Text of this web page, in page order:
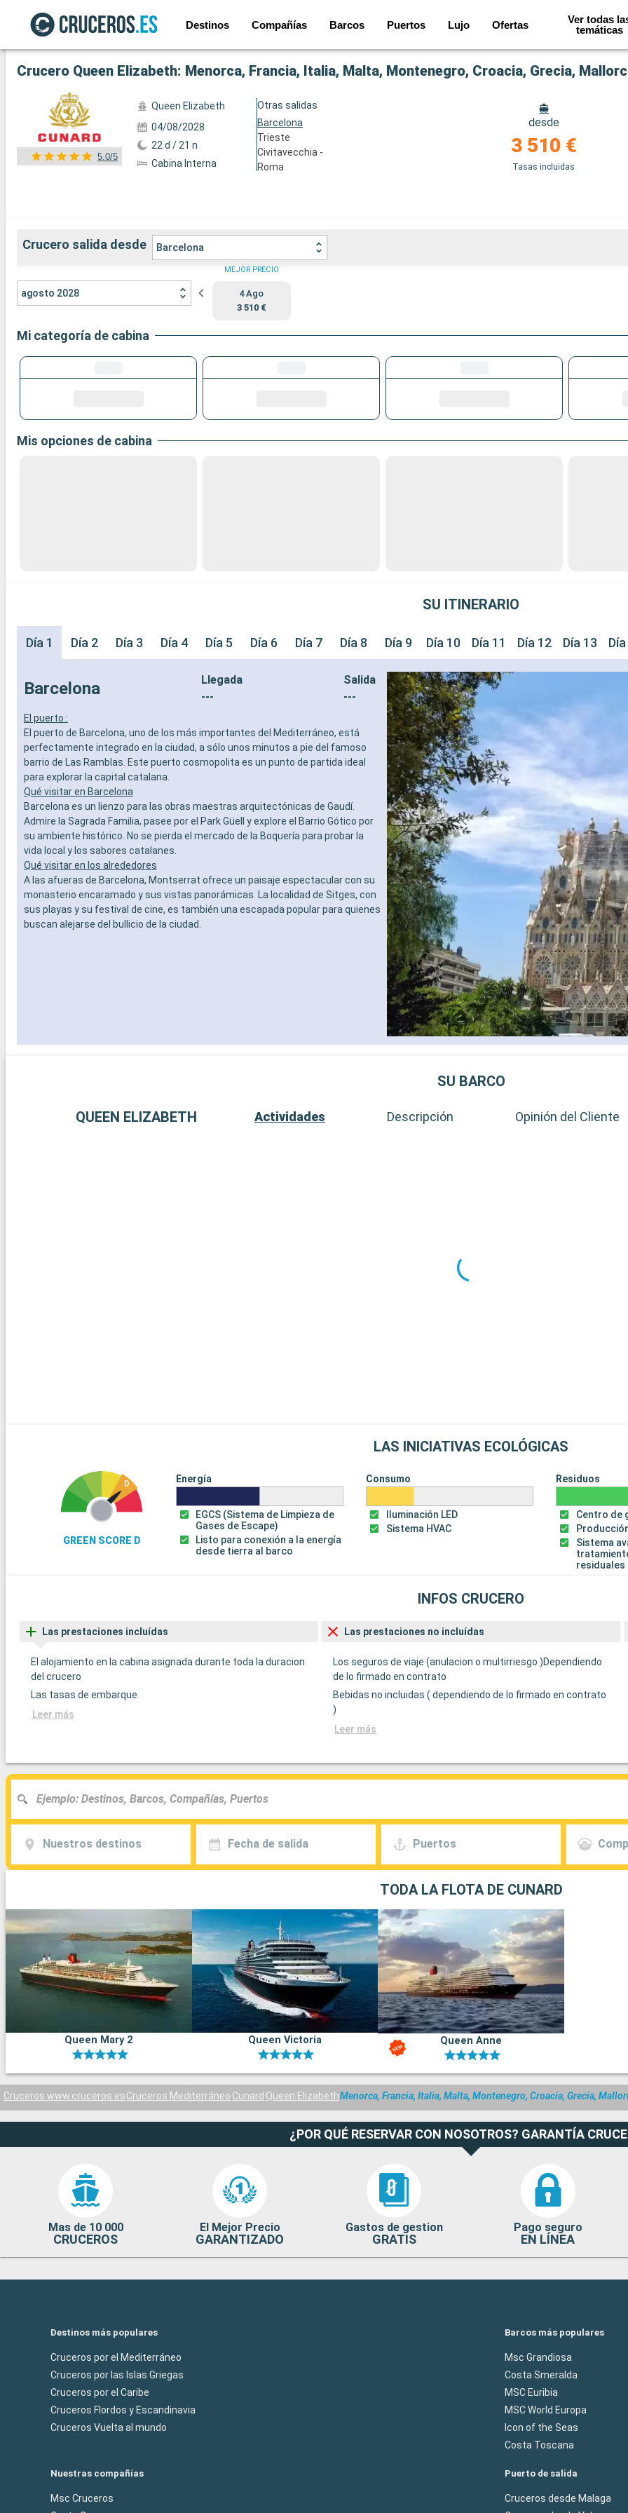
Destinos Compañías Barcos Puertos Lujo Ofertas
Ver todas
temáticas
Ver las 72 fotos
Crucero Queen Elizabeth: Menorca, Francia, Italia, Malta, Montenegro, Croacia, Grecia,
5.0/5
Queen Elizabeth
04/08/2028
22 d / 21 n
Cabina Interna
Otras salidas
Barcelona
Trieste
Civitavecchia -
Roma
desde
3 510 €
Tasas incluidas
Crucero salida desde Barcelona
agosto 2028
MEJOR PRECIO
4 Ago
3 510 €
Mi categoría de cabina
Mis opciones de cabina
SU ITINERARIO
Día 1 Día 2 Día 3 Día 4 Día 5 Día 6 Día 7 Día 8 Día 9 Día 10 Día 11 Día 12 Día 13
Barcelona
Llegada
---
Salida
---
El puerto :
El puerto de Barcelona, uno de los más importantes del Mediterráneo, está
perfectamente integrado en la ciudad, a sólo unos minutos a pie del famoso
barrio de Las Ramblas. Este puerto cosmopolita es un punto de partida ideal
para explorar la capital catalana.
Qué visitar en Barcelona
Barcelona es un lienzo para las obras maestras arquitectónicas de Gaudí.
Admire la Sagrada Familia, pasee por el Park Güell y explore el Barrio Gótico por
su ambiente histórico. No se pierda el mercado de la Boquería para probar la
vida local y los sabores catalanes.
Qué visitar en los alrededores
A las afueras de Barcelona, Montserrat ofrece un paisaje espectacular con su
monasterio encaramado y sus vistas panorámicas. La localidad de Sitges, con
sus playas y su festival de cine, es también una escapada popular para quienes
buscan alejarse del bullicio de la ciudad.
SU BARCO
QUEEN ELIZABETH Actividades Descripción Opinión del Cliente
LAS INICIATIVAS ECOLÓGICAS
GREEN SCORE D
Energía
EGCS (Sistema de Limpieza de
Gases de Escape)
Listo para conexión a la energía
desde tierra al barco
Consumo
Iluminación LED
Sistema HVAC
Residuos
Centro de
Sistema
residuales
INFOS CRUCERO
Las prestaciones incluídas
El alojamiento en la cabina asignada durante toda la duracion
del crucero
Las tasas de embarque
Leer más
Las prestaciones no incluídas
Los seguros de viaje (anulacion o multirriesgo )Dependiendo
de lo firmado en contrato
Bebidas no incluidas ( dependiendo de lo firmado en contrato
)
Leer más
Nuestros destinos Fecha de salida Puertos
TODA LA FLOTA DE CUNARD
Queen Mary 2 Queen Victoria Queen Anne
Cruceros www.cruceros.esCruceros Mediterráneo Cunard Queen ElizabethMenorca, Francia, Italia, Malta, Montenegro, Croacia, Grecia,
¿POR QUÉ RESERVAR CON NOSOTROS? GARANTÍA
Mas de 10 000
CRUCEROS
El Mejor Precio
GARANTIZADO
Gastos de gestion
GRATIS
Pago seguro
EN LÍNEA
Destinos más populares
Cruceros por el Mediterráneo
Cruceros por las Islas Griegas
Cruceros por el Caribe
Cruceros Flordos y Escandinavia
Cruceros Vuelta al mundo
Barcos más populares
Msc Grandiosa
Costa Smeralda
MSC Euribia
MSC World Europa
Icon of the Seas
Costa Toscana
Nuestras compañías
Msc Cruceros
Puerto de salida
Cruceros desde Malaga